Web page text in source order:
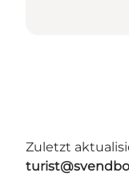
Zuletzt